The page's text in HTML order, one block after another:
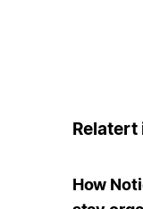
Relatert
How